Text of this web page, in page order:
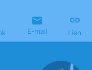
E-mail Lien